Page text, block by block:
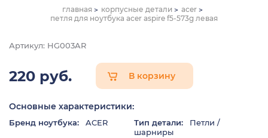
главная корпусные детали
acer
петля для ноутбука acer aspire f5-573g левая
Артикул: HG003AR
220 руб. В корзину
Основные характеристики:
Бренд ноутбука: ACER Тип детали:
Петли /
шарниры